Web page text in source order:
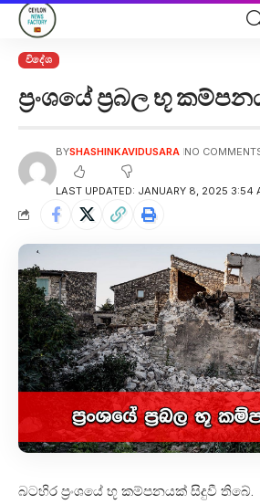
විදේශ
ප්‍රංශයේ ප්‍රබල භූ
LAST UPDATED: JANUARY 8, 2025 3:54
BYSHASHINKAVIDUSARA NO
බටහිර ප්‍රංශයේ භූ කම්පනයක් සිදුවී තිබේ.